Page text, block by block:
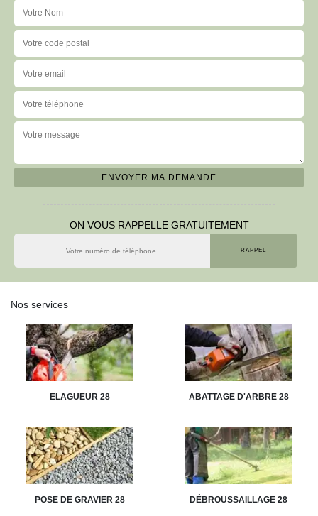
ON VOUS RAPPELLE GRATUITEMENT
Nos services
ELAGUEUR 28 ABATTAGE D'ARBRE 28
POSE DE GRAVIER 28 DÉBROUSSAILLAGE 28